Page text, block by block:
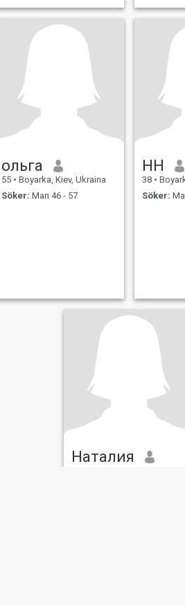
ольга
55 • Boyarka, Kiev, Ukraina
Söker: Man 46 - 57
HH
38 •
Söker:
Наталия